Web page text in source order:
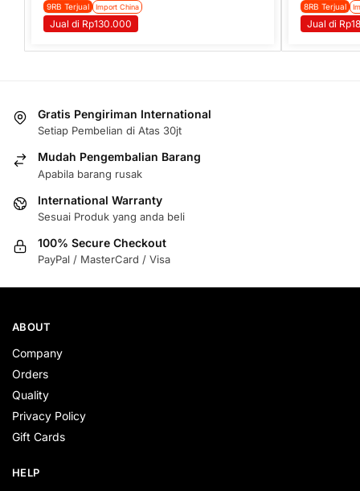
9RB Terjual Import China
Jual di Rp130.000
8RB Terjual
Jual di
Gratis Pengiriman International
Setiap Pembelian di Atas 30jt
Mudah Pengembalian Barang
Apabila barang rusak
International Warranty
Sesuai Produk yang anda beli
100% Secure Checkout
PayPal / MasterCard / Visa
ABOUT
Company
Orders
Quality
Privacy Policy
Gift Cards
HELP